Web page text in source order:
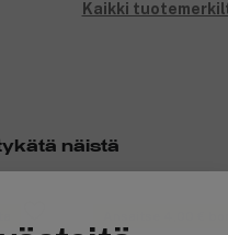
Kaikki
näistä
Ansaitse 4,00 €